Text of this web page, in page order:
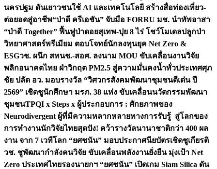
นครปฐม ดันเยาวชนใช้ AI และเทคโนโลยี สร้างสื่อท่องเที่ยว-
ต่อยอดสู่อาชีพ“ป่าดี ครีเอชัน” จับมือ FORRU มช. นำทัพอาสา
“ป่าดี Together” ฟื้นฟูป่าดอยสุเทพ-ปุย 8 ไร่ โชว์โมเดลปลูกป่า
วิทยาศาสตร์พรีเมียม ตอบโจทย์นักลงทุนยุค Net Zero &
ESGวช. ผนึก สทนช.-สอศ. ลงนาม MOU ขับเคลื่อนงานวิจัย
พลิกอนาคตไทย ฝ่าวิกฤต PM2.5 สู่ความมั่นคงน้ำทั่วประเทศศุภ
ชัย ปลัด อว. มอบรางวัล “วิศวกรสังคมพัฒนาชุมชนดีเด่น ปี
2569” เชิดชูนักศึกษา มรภ. 38 แห่ง ขับเคลื่อนนวัตกรรมพัฒนา
ชุมชนTPQI x Steps x ผู้ประกอบการ : ศักยภาพของ
Neurodivergent ผู้ที่มีความหลากหลายทางการรับรู้ สู่โลกของ
การทำงานนักวิจัยไทยสุดปัง! คว้ารางวัลนานาชาติกว่า 400 ผล
งาน จาก 7 เวทีโลก “ยศชนัน” มอบประกาศนียบัตรเชิดชูเกียรติ
วช. ชูพัฒนากำลังคนวิจัย ขับเคลื่อนพลังงานยั่งยืน มุ่งเป้า Net
Zero ประเทศไทยรองนายกฯ “ยศชนัน” เปิดเกม Siam Silica ดัน